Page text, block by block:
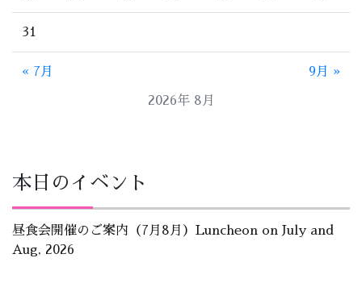
2026年 8月
31
« 7月 9月 »
本日のイベント
昼食会開催のご案内（7月8月）Luncheon on July and
Aug, 2026